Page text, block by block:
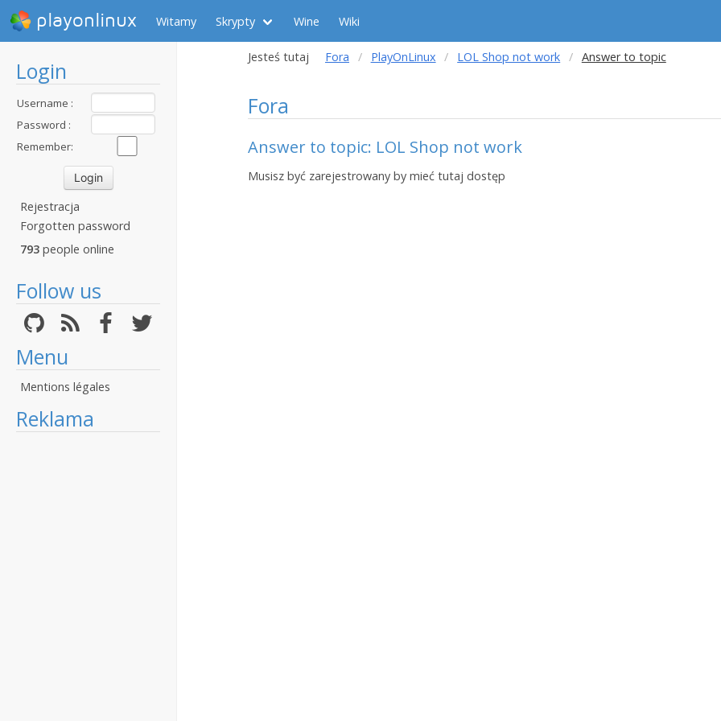
playonlinux Witamy Skrypty Wine Wiki
Login
Username :
Password :
Remember:
Rejestracja
Forgotten password
793 people online
Follow us
Menu
Mentions légales
Reklama
Jesteś tutaj Fora PlayOnLinux LOL Shop not work Answer to topic
Fora
Answer to topic: LOL Shop not work
Musisz być zarejestrowany by mieć tutaj dostęp